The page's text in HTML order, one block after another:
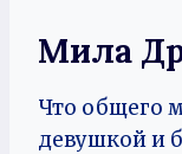
Мила
Что общего
девушкой и